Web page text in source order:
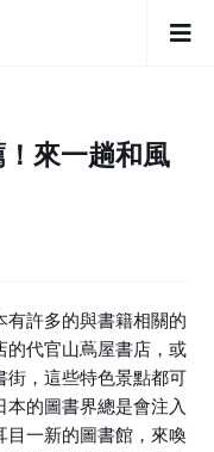
來一趟和風
有許多的與書籍相關的
的代官山蔦屋書店，或
街，這些特色景點都可
的圖書界總是會注入
目一新的圖書館，來喚